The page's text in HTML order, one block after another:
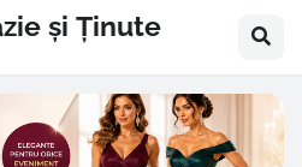
și Ținute